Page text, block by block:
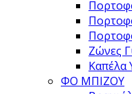
Ζώνες
Καπέλα
ΦΟ ΜΠΙΖΟΥ